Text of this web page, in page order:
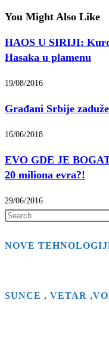
You Might Also Like
HAOS U SIRIJI:
Hasaka u plamenu
19/08/2016
Građani Srbije
16/06/2018
EVO GDE JE
20 miliona evra?!
29/06/2016
NOVE
SUNCE , VETAR